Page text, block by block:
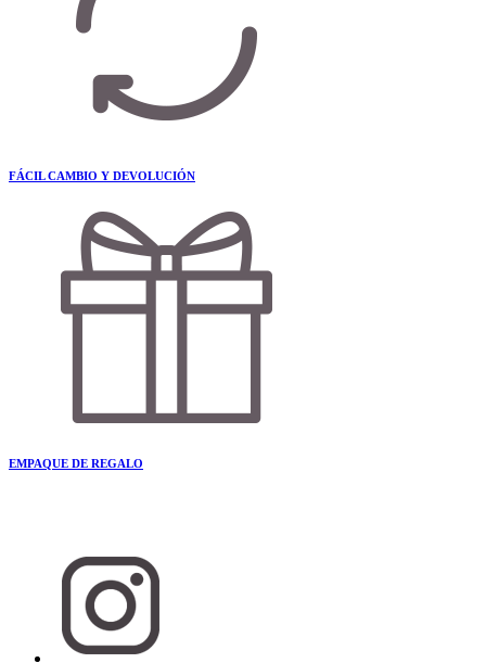
FÁCIL CAMBIO Y DEVOLUCIÓN
EMPAQUE DE REGALO